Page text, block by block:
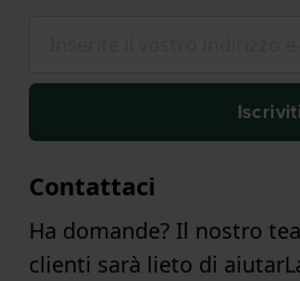
Iscriviti
Contattaci
Ha domande? Il nostro
clienti sarà lieto di